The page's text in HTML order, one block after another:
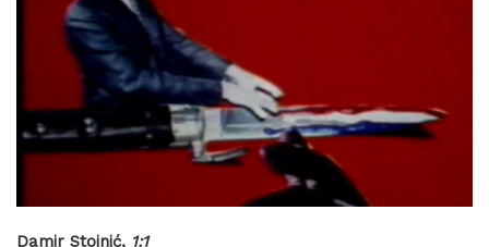
Damir Stojnić, 1:1